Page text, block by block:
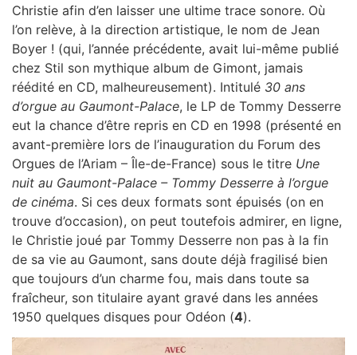
Christie afin d’en laisser une ultime trace sonore. Où
l’on relève, à la direction artistique, le nom de Jean
Boyer ! (qui, l’année précédente, avait lui-même publié
chez Stil son mythique album de Gimont, jamais
réédité en CD, malheureusement). Intitulé 30 ans
d’orgue au Gaumont-Palace, le LP de Tommy Desserre
eut la chance d’être repris en CD en 1998 (présenté en
avant-première lors de l’inauguration du Forum des
Orgues de l’Ariam – Île-de-France) sous le titre Une
nuit au Gaumont-Palace – Tommy Desserre à l’orgue
de cinéma. Si ces deux formats sont épuisés (on en
trouve d’occasion), on peut toutefois admirer, en ligne,
le Christie joué par Tommy Desserre non pas à la fin
de sa vie au Gaumont, sans doute déjà fragilisé bien
que toujours d’un charme fou, mais dans toute sa
fraîcheur, son titulaire ayant gravé dans les années
1950 quelques disques pour Odéon (4).